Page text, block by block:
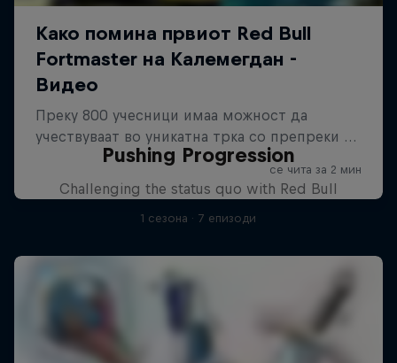
Pushing Progression
Challenging the status quo with Red Bull
1 сезона · 7 епизоди